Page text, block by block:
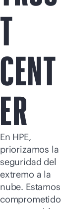
T
CENT
ER
En HPE,
priorizamos la
seguridad del
extremo a la
nube. Estamos
comprometido